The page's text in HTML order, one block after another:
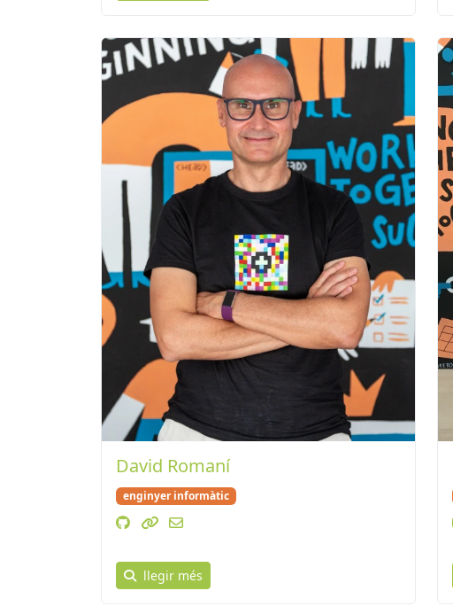
David Romaní
enginyer informàtic
llegir més